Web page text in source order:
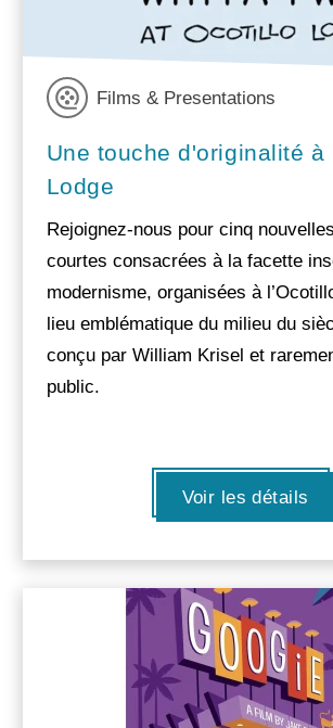
Films & Presentations
Une touche d'originalité à
Lodge
Rejoignez-nous pour cinq
courtes consacrées à la facette
modernisme, organisées à
lieu emblématique du milieu du
conçu par William Krisel et
public.
Voir les détails